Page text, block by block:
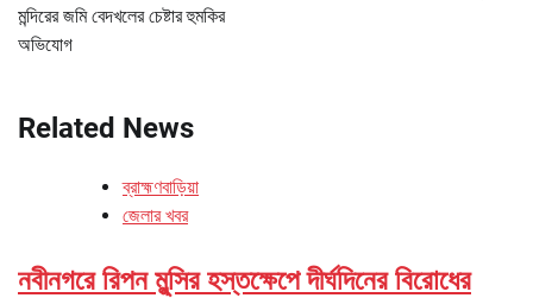
মন্দিরের জমি বেদখলের চেষ্টার হুমকির
অভিযোগ
Related News
ব্রাহ্মণবাড়িয়া
জেলার খবর
নবীনগরে রিপন মুন্সির হস্তক্ষেপে দীর্ঘদিনের বিরোধের